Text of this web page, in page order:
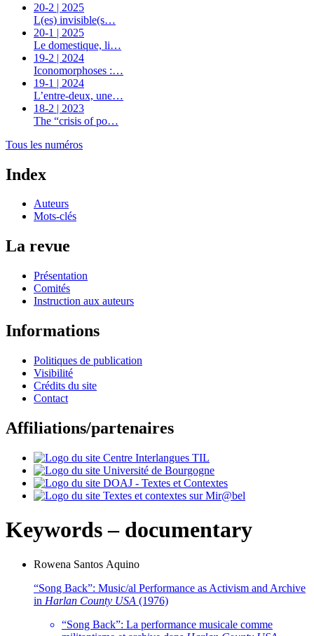
20-2 | 2025
L(es) invisible(s…
20-1 | 2025
Le domestique, li…
19-2 | 2024
Iconomorphoses :…
19-1 | 2024
L’entre-deux, une…
18-2 | 2023
The “crisis of po…
Tous les numéros
Index
Auteurs
Mots-clés
La revue
Présentation
Comités
Instruction aux auteurs
Informations
Politiques de publication
Visibilité
Crédits du site
Contact
Affiliations/partenaires
Keywords – documentary
Rowena Santos Aquino
“Song Back”: Music/al Performance as Activism and Archive
in Harlan County USA (1976)
“Song Back”: La performance musicale comme